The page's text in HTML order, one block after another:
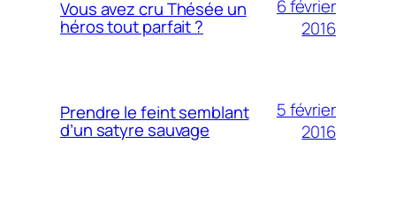
Vous avez cru Thésée un
héros tout parfait ?
6 février
2016
Prendre le feint semblant
d’un satyre sauvage
5 février
2016